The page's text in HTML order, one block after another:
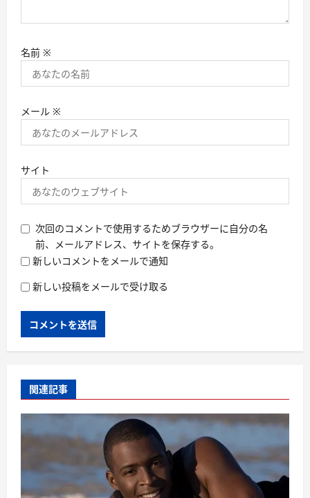
名前 ※
メール ※
サイト
次回のコメントで使用するためブラウザーに自分の名
前、メールアドレス、サイトを保存する。
新しいコメントをメールで通知
新しい投稿をメールで受け取る
関連記事